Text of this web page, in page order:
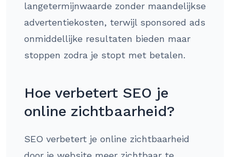
langetermijnwaarde zonder maandelijkse
advertentiekosten, terwijl sponsored ads
onmiddellijke resultaten bieden maar
stoppen zodra je stopt met betalen.
Hoe verbetert SEO je
online zichtbaarheid?
SEO verbetert je online zichtbaarheid